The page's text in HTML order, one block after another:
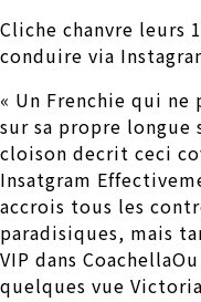
Cliche chanvre leurs
conduire via
« Un Frenchie qui
sur sa propre longue
cloison decrit ceci
Insatgram
accrois tous les
paradisiques, mais
VIP dans
quelques vue